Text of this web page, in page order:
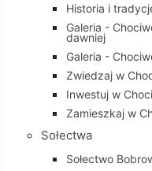
Historia i
Galeria -
dawniej
Galeria -
Zwiedzaj w
Inwestuj w
Zamieszkaj w
Sołectwa
Sołectwo